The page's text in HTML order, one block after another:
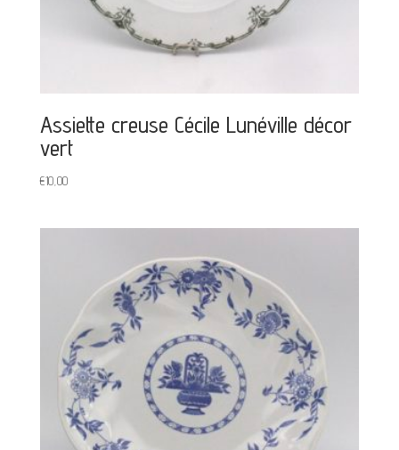
Assiette creuse Cécile Lunéville décor
vert
€10,00